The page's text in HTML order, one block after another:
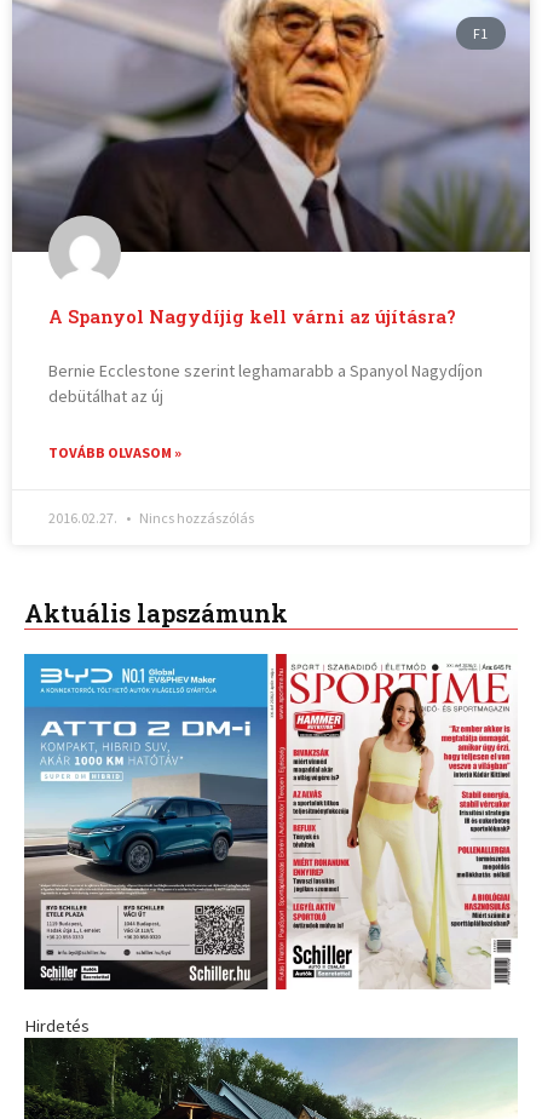
F1
A Spanyol Nagydíjig kell várni az újításra?
Bernie Ecclestone szerint leghamarabb a Spanyol Nagydíjon
debütálhat az új
TOVÁBB OLVASOM »
2016.02.27. Nincs hozzászólás
Aktuális lapszámunk
Hirdetés